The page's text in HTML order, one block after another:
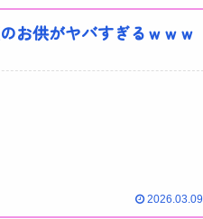
お供がヤバすぎるｗｗｗ
2026.03.09